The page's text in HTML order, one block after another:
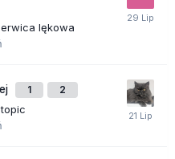
lękowa
1 2